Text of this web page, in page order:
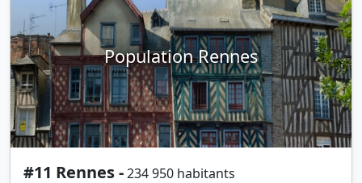
Population Rennes
#11 Rennes -234 950 habitants